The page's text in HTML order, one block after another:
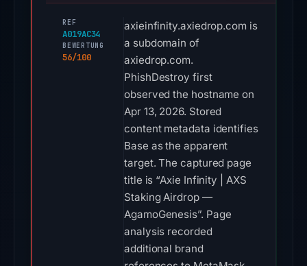
REF
A019AC34
BEWERTUNG
56/100
axieinfinity.axiedrop.com is
a subdomain of
axiedrop.com.
PhishDestroy first
observed the hostname on
Apr 13, 2026. Stored
content metadata identifies
Base as the apparent
target. The captured page
title is “Axie Infinity | AXS
Staking Airdrop —
AgamoGenesis”. Page
analysis recorded
additional brand